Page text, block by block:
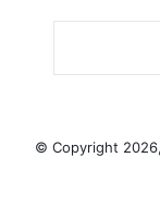
© Copyright